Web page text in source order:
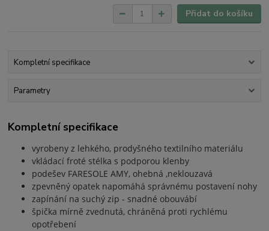
Přidat do košíku
Kompletní specifikace
Parametry
Kompletní specifikace
vyrobeny z lehkého, prodyšného textilního materiálu
vkládací froté stélka s podporou klenby
podešev FARESOLE AMY, ohebná ,neklouzavá
zpevněný opatek napomáhá správnému postavení nohy
zapínání na suchý zip - snadné obouvábí
špička mírně zvednutá, chráněná proti rychlému
opotřebení